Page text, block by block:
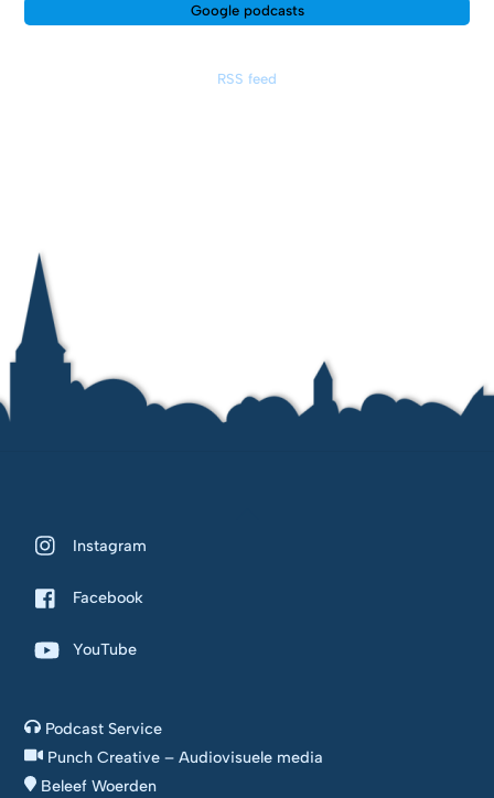
Google podcasts
RSS feed
Instagram
Facebook
YouTube
Podcast Service
Punch Creative – Audiovisuele media
Beleef Woerden